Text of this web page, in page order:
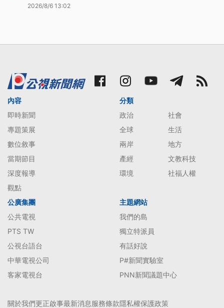
2026/8/6 13:02
內容
即時新聞
專題策展
數位敘事
當期節目
深度報導
觀點
分類
政治
社會
全球
生活
兩岸
地方
產經
文教科技
環境
社福人權
公廣集團
公共電視
PTS TW
公視台語台
中華電視公司
客家電視台
主題網站
我們的島
獨立特派員
有話好說
P#新聞實驗室
PNN新聞議題中心
關於我們更正啟事最新消息服務條款隱私權保護政策